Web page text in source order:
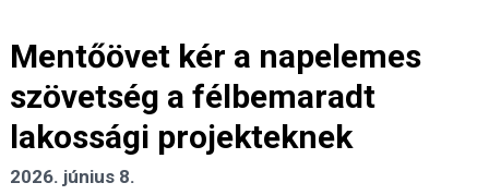
Mentőövet kér a napelemes
szövetség a félbemaradt
lakossági projekteknek
2026. június 8.